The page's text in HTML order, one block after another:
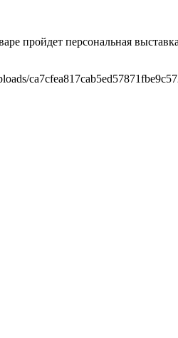
пройдет персональная